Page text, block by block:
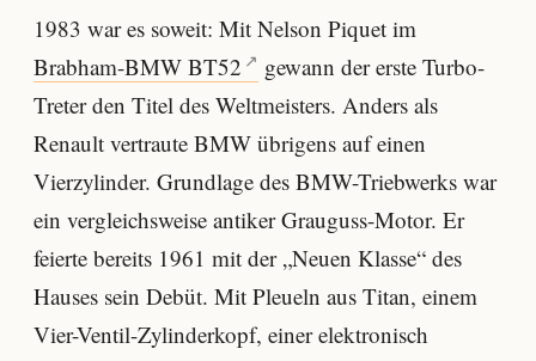
1983 war es soweit: Mit Nelson Piquet im
Brabham-BMW BT52
gewann der erste Turbo-
Treter den Titel des Weltmeisters. Anders als
Renault vertraute BMW übrigens auf einen
Vierzylinder. Grundlage des BMW-Triebwerks war
ein vergleichsweise antiker Grauguss-Motor. Er
feierte bereits 1961 mit der „Neuen Klasse“ des
Hauses sein Debüt. Mit Pleueln aus Titan, einem
Vier-Ventil-Zylinderkopf, einer elektronisch